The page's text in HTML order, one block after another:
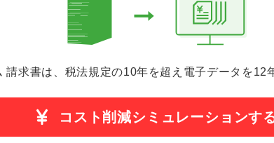
請求書は、税法規定の10年を超え電子データを12
コスト削減シミュレーションす